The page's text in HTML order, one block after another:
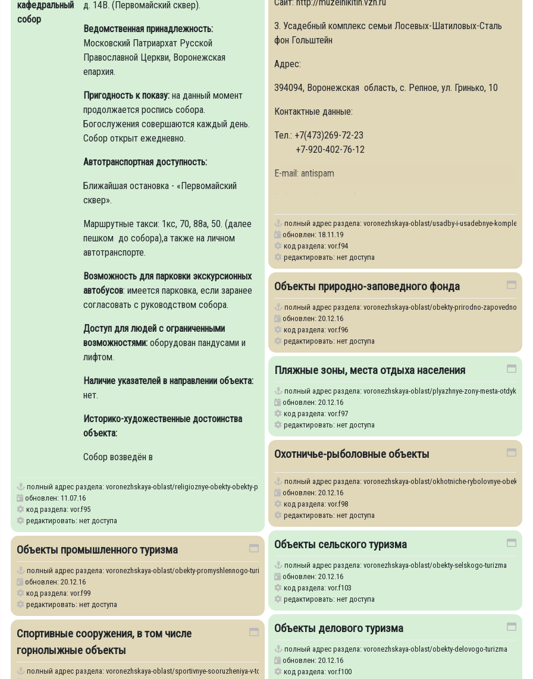
3. Усадебный комплекс семьи Лосевых-Шатиловых-Сталь
фон Гольштейн
Адрес:
394094, Воронежская область, с. Репное, ул. Гринько, 10
Контактные данные:
Тел.: +7(473)269-72-23
+7-920-402-76-12
E-mail: antispam
полный адрес раздела: voronezhskaya-oblast/usadby-i-usadebnye-kompleksy
обновлен: 18.11.19
код раздела: vor.f94
редактировать: нет доступа
кафедральный
собор
д. 14В. (Первомайский сквер).
Ведомственная принадлежность:
Московский Патриархат Русской
Православной Церкви, Воронежская
епархия.
Пригодность к показу: на данный момент
продолжается роспись собора.
Богослужения совершаются каждый день.
Собор открыт ежедневно.
Автотранспортная доступность:
Ближайшая остановка - «Первомайский
сквер».
Маршрутные такси: 1кс, 70, 88а, 50. (далее
пешком до собора),а также на личном
автотранспорте.
Возможность для парковки экскурсионных
автобусов: имеется парковка, если заранее
согласовать с руководством собора.
Доступ для людей с ограниченными
возможностями: оборудован пандусами и
лифтом.
Наличие указателей в направлении объекта:
нет.
Историко-художественные достоинства
объекта:
Собор возведён в
полный адрес раздела: voronezhskaya-oblast/religioznye-obekty-obekty-palomnichestva-i-religioznogo-turizma
обновлен: 11.07.16
код раздела: vor.f95
редактировать: нет доступа
Объекты природно-заповедного фонда
полный адрес раздела: voronezhskaya-oblast/obekty-prirodno-zapovednogo-
обновлен: 20.12.16
код раздела: vor.f96
редактировать: нет доступа
Пляжные зоны, места отдыха населения
полный адрес раздела: voronezhskaya-oblast/plyazhnye-zony-mesta-otdykha-
обновлен: 20.12.16
код раздела: vor.f97
редактировать: нет доступа
Охотничье-рыболовные объекты
полный адрес раздела: voronezhskaya-oblast/okhotniche-rybolovnye-obekty
обновлен: 20.12.16
код раздела: vor.f98
редактировать: нет доступа
Объекты сельского туризма
полный адрес раздела: voronezhskaya-oblast/obekty-selskogo-turizma
обновлен: 20.12.16
код раздела: vor.f103
редактировать: нет доступа
Объекты промышленного туризма
полный адрес раздела: voronezhskaya-oblast/obekty-promyshlennogo-turizma
обновлен: 20.12.16
код раздела: vor.f99
редактировать: нет доступа
Объекты делового туризма
полный адрес раздела: voronezhskaya-oblast/obekty-delovogo-turizma
обновлен: 20.12.16
код раздела: vor.f100
Спортивные сооружения, в том числе
горнолыжные объекты
полный адрес раздела: voronezhskaya-oblast/sportivnye-sooruzheniya-v-tom-chisle-gornolyzhnye-obekty